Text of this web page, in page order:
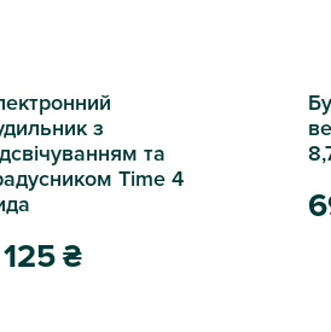
з
та
Time 4
₴